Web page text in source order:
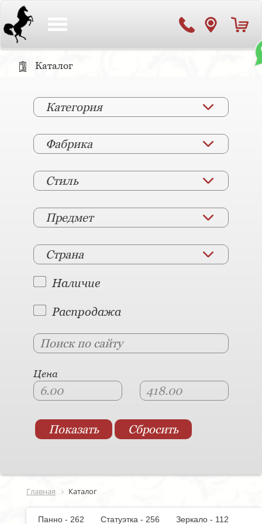
Каталог
Категория
Фабрика
Стиль
Предмет
Страна
Наличие
Распродажа
Цена
Главная Каталог
Панно - 262 Статуэтка - 256
Зеркало - 112